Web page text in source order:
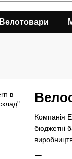
Велотовари
Компанія
бюджетні